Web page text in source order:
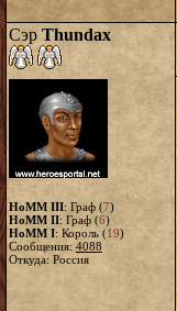
Сэр Thundax
HoMM III: Граф (7)
HoMM II: Граф (6)
HoMM I: Король (19)
Сообщения: 4088
Откуда: Россия